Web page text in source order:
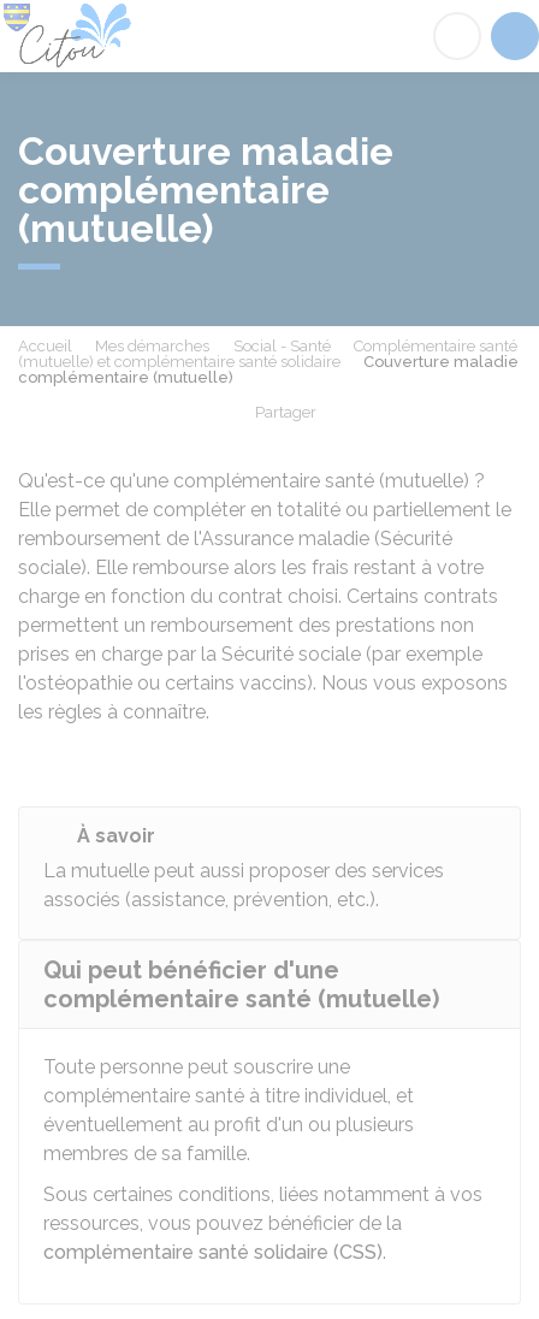
Couverture maladie
complémentaire
(mutuelle)
Accueil Mes démarches Social - Santé
Complémentaire santé
(mutuelle) et complémentaire santé solidaire
Couverture maladie
complémentaire (mutuelle)
Partager
Qu'est-ce qu'une complémentaire santé (mutuelle) ?
Elle permet de compléter en totalité ou partiellement le
remboursement de l'Assurance maladie (Sécurité
sociale). Elle rembourse alors les frais restant à votre
charge en fonction du contrat choisi. Certains contrats
permettent un remboursement des prestations non
prises en charge par la Sécurité sociale (par exemple
l'ostéopathie ou certains vaccins). Nous vous exposons
les règles à connaître.
À savoir
La mutuelle peut aussi proposer des services
associés (assistance, prévention, etc.).
Qui peut bénéficier d'une
complémentaire santé (mutuelle)
Toute personne peut souscrire une
complémentaire santé à titre individuel, et
éventuellement au profit d'un ou plusieurs
membres de sa famille.
Sous certaines conditions, liées notamment à vos
ressources, vous pouvez bénéficier de la
complémentaire santé solidaire (CSS).